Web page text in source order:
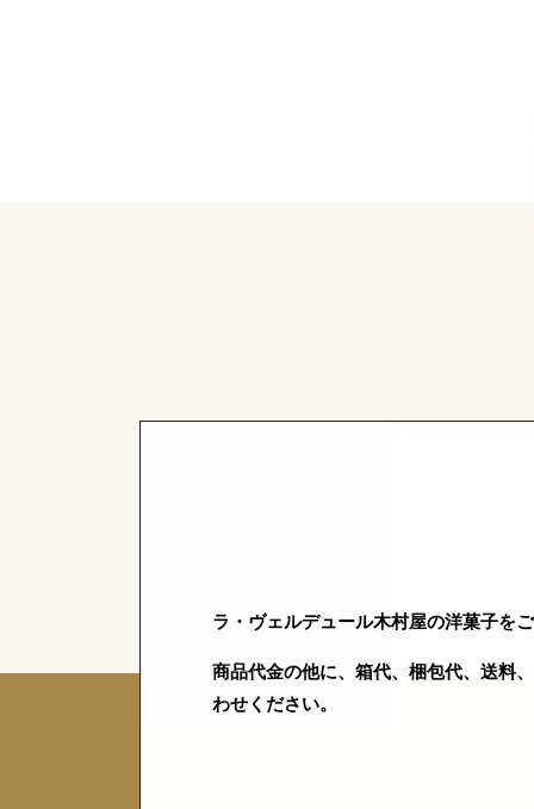
ラ・ヴェルデュール木村屋の洋菓子を
商品代金の他に、箱代、梱包代、送料
わせください。